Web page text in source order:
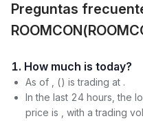
Preguntas
1. How much is today?
As of , () is trading at .
In the last 24 hours, the
price is , with a trading